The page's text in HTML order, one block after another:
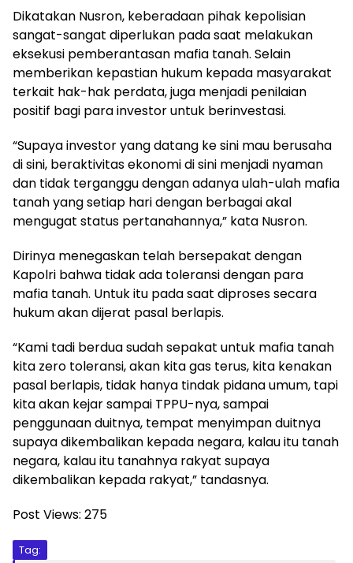
Dikatakan Nusron, keberadaan pihak kepolisian
sangat-sangat diperlukan pada saat melakukan
eksekusi pemberantasan mafia tanah. Selain
memberikan kepastian hukum kepada masyarakat
terkait hak-hak perdata, juga menjadi penilaian
positif bagi para investor untuk berinvestasi.
“Supaya investor yang datang ke sini mau berusaha
di sini, beraktivitas ekonomi di sini menjadi nyaman
dan tidak terganggu dengan adanya ulah-ulah mafia
tanah yang setiap hari dengan berbagai akal
mengugat status pertanahannya,” kata Nusron.
Dirinya menegaskan telah bersepakat dengan
Kapolri bahwa tidak ada toleransi dengan para
mafia tanah. Untuk itu pada saat diproses secara
hukum akan dijerat pasal berlapis.
“Kami tadi berdua sudah sepakat untuk mafia tanah
kita zero toleransi, akan kita gas terus, kita kenakan
pasal berlapis, tidak hanya tindak pidana umum, tapi
kita akan kejar sampai TPPU-nya, sampai
penggunaan duitnya, tempat menyimpan duitnya
supaya dikembalikan kepada negara, kalau itu tanah
negara, kalau itu tanahnya rakyat supaya
dikembalikan kepada rakyat,” tandasnya.
Post Views: 275
Tag: